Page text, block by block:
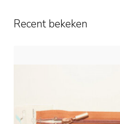
Recent bekeken